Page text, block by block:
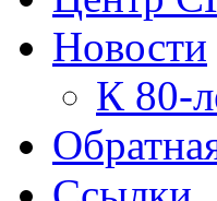
Новости
К 80-